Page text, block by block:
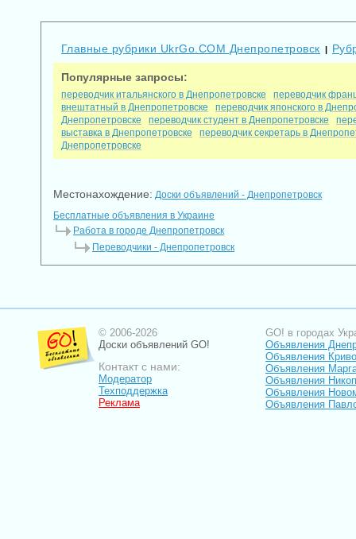
Главные рубрики UkrGo.COM Днепропетровск
Популярные запросы:
переводчик итальянского в Днепропетровске
переводчик
внештатный в Днепропетровске
переводчик японского в
Днепропетровске
переводчик студент в Днепропетровске
выставка в Днепропетровске
переводчик секретарь в
Днепропетровске
Местонахождение: Доски объявлений - Днепропетровск
Бесплатные объявления в Украине
Работа в городе Днепропетровск
Переводчики - Днепропетровск
© 2006-2026
Доски объявлений GO!
Контакт с нами:
Модератор
Техподдержка
Реклама
GO! в городах
Объявления
Объявления
Объявления
Объявления
Объявления
Объявления